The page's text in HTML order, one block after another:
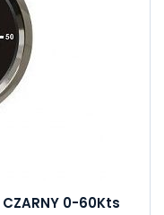
CZARNY 0-60Kts